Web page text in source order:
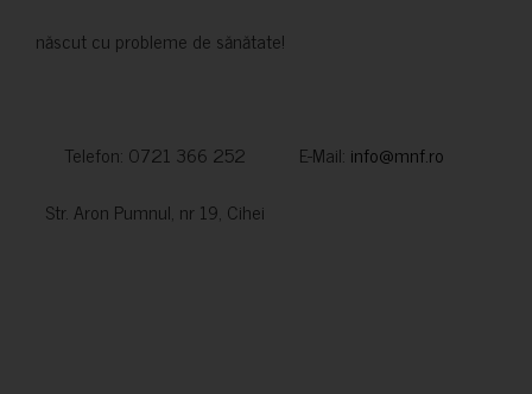
născut cu probleme de sănătate!
Telefon: 0721 366 252 E-Mail: info@mnf.ro
Str. Aron Pumnul, nr 19, Cihei